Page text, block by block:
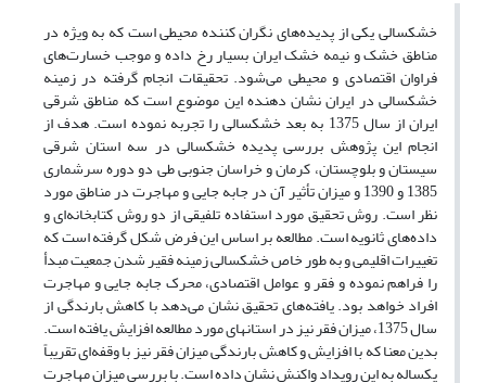
خشکسالی یکی از پدیده‌های نگران کننده محیطی است که به ویژه در
مناطق خشک و نیمه خشک ایران بسیار رخ داده و موجب خسارت‌های
فراوان اقتصادی و محیطی می‌شود. تحقیقات انجام گرفته در زمینه
خشکسالی در ایران نشان دهنده این موضوع است که مناطق شرقی
ایران از سال 1375 به بعد خشکسالی را تجربه نموده است. هدف از
انجام این پژوهش بررسی پدیده خشکسالی در سه استان شرقی
سیستان و بلوچستان، کرمان و خراسان جنوبی طی دو دوره سرشماری
1385 و 1390 و میزان تأثیر آن در جابه جایی و مهاجرت در مناطق مورد
نظر است. روش تحقیق مورد استفاده تلفیقی از دو روش کتابخانه‌ای و
داده‌های ثانویه است. مطالعه بر اساس این فرض شکل گرفته است که
تغییرات اقلیمی و به طور خاص خشکسالی زمینه فقیر شدن جمعیت مبدأ
را فراهم نموده و فقر و عوامل اقتصادی، محرک جابه جایی و مهاجرت
افراد خواهد بود. یافته‌های تحقیق نشان می‌دهد با کاهش بارندگی از
سال 1375، میزان فقر نیز در استانهای مورد مطالعه افزایش یافته است.
بدین معنا که با افزایش و کاهش بارندگی میزان فقر نیز با وقفه‌ای تقریباً
یکساله به این رویداد واکنش نشان داده است. با بررسی میزان مهاجرت